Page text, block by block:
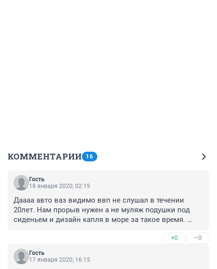
КОММЕНТАРИИ 16
Гость
18 января 2020, 02:19
Даааа авто ваз видимо ввп не слушал в течении
20лет. Нам прорыв нужен а не муляж подушки под
сиденьем и дизайн капля в море за такое время.
+0 –0
Гость
17 января 2020, 16:15